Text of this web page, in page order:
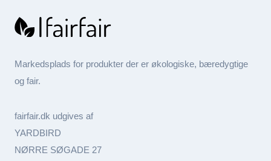
Markedsplads for produkter der er økologiske, bæredygtige
og fair.
fairfair.dk udgives af
YARDBIRD
NØRRE SØGADE 27